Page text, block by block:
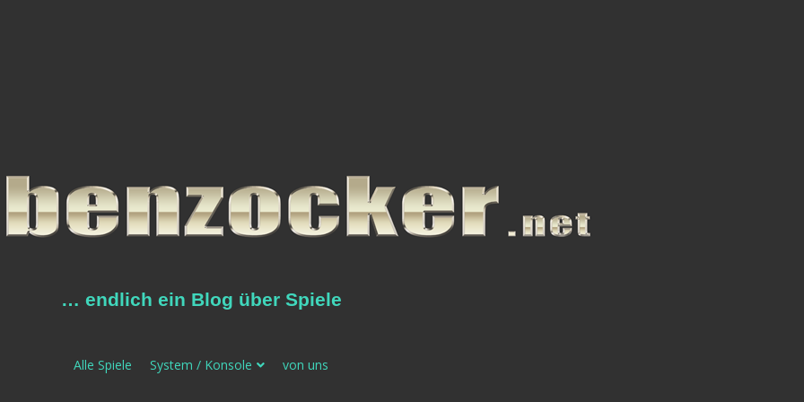
… endlich ein Blog über Spiele
Alle Spiele System / Konsole von uns